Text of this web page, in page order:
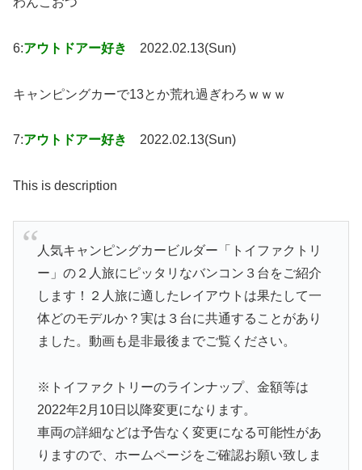
6:アウトドアー好き 2022.02.13(Sun)
キャンピングカーで13とか荒れ過ぎわろｗｗｗ
7:アウトドアー好き 2022.02.13(Sun)
This is description
人気キャンピングカービルダー「トイファクトリ
ー」の２人旅にピッタリなバンコン３台をご紹介
します！２人旅に適したレイアウトは果たして一
体どのモデルか？実は３台に共通することがあり
ました。動画も是非最後までご覧ください。
※トイファクトリーのラインナップ、金額等は
2022年2月10日以降変更になります。
車両の詳細などは予告なく変更になる可能性があ
りますので、ホームページをご確認お願い致しま